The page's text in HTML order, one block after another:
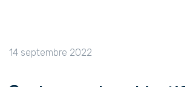
14 septembre 2022